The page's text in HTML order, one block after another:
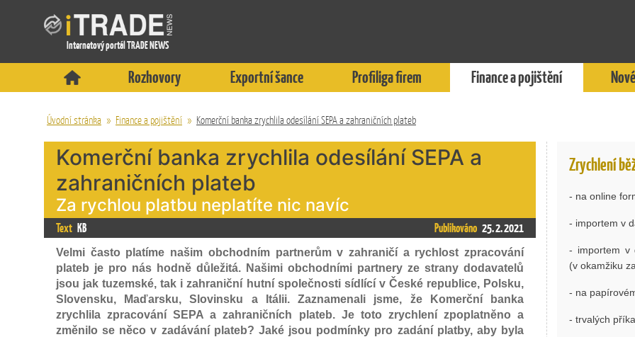
Internetový portál TRADE NEWS
Rozhovory Exportní šance Profiliga firem Finance a pojištění
Úvodní stránka » Finance a pojištění » Komerční banka zrychlila odesílání SEPA a zahraničních plateb
Komerční banka zrychlila odesílání SEPA a
zahraničních plateb
Za rychlou platbu neplatíte nic navíc
Text KB Publikováno 25. 2. 2021
Velmi často platíme našim obchodním partnerům v zahraničí a rychlost zpracování
plateb je pro nás hodně důležitá. Našimi obchodními partnery ze strany dodavatelů
jsou jak tuzemské, tak i zahraniční hutní společnosti sídlící v České republice, Polsku,
Slovensku, Maďarsku, Slovinsku a Itálii. Zaznamenali jsme, že Komerční banka
zrychlila zpracování SEPA a zahraničních plateb. Je toto zrychlení zpoplatněno a
změnilo se něco v zadávání plateb? Jaké jsou podmínky pro zadání platby, aby byla
Zrychlení
- na online
- importem v
- importem v
(v okamžiku
- na
- trvalých